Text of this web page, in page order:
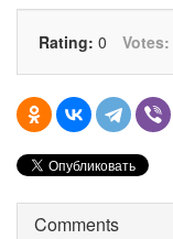
Rating: 0 Votes:
Comments